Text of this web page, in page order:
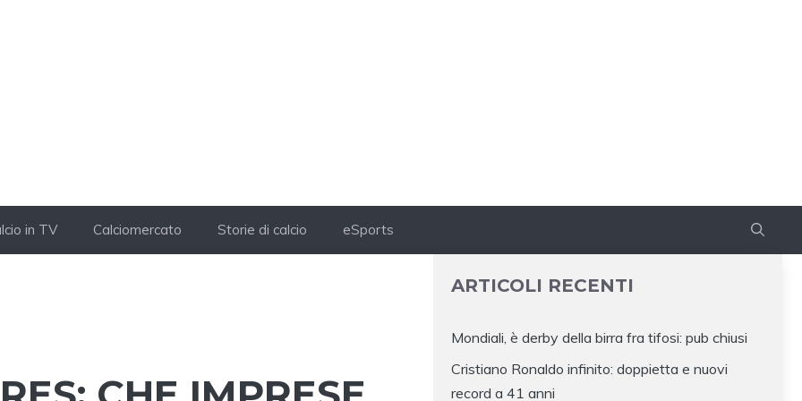
in TV Calciomercato Storie di calcio eSports
ARTICOLI RECENTI
Mondiali, è derby della birra fra tifosi: pub chiusi
Cristiano Ronaldo infinito: doppietta e nuovi
record a 41 anni